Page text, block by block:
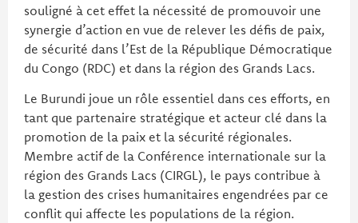
souligné à cet effet la nécessité de promouvoir une
synergie d’action en vue de relever les défis de paix,
de sécurité dans l’Est de la République Démocratique
du Congo (RDC) et dans la région des Grands Lacs.
Le Burundi joue un rôle essentiel dans ces efforts, en
tant que partenaire stratégique et acteur clé dans la
promotion de la paix et la sécurité régionales.
Membre actif de la Conférence internationale sur la
région des Grands Lacs (CIRGL), le pays contribue à
la gestion des crises humanitaires engendrées par ce
conflit qui affecte les populations de la région.